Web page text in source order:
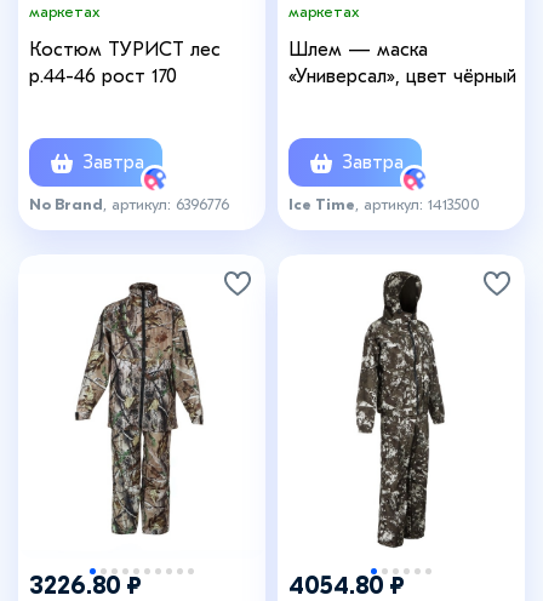
маркетах
Костюм ТУРИСТ лес
р.44-46 рост 170
Завтра
No Brand , артикул: 6396776
маркетах
Шлем — маска
«Универсал», цвет чёрный
Завтра
Ice Time , артикул: 1413500
3226.80 ₽ 4054.80 ₽